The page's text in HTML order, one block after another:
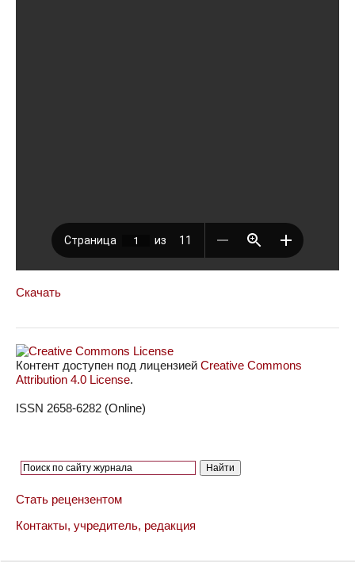
Скачать
Контент доступен под лицензией Creative Commons
Attribution 4.0 License.
ISSN 2658-6282 (Online)
Стать рецензентом
Контакты, учредитель, редакция